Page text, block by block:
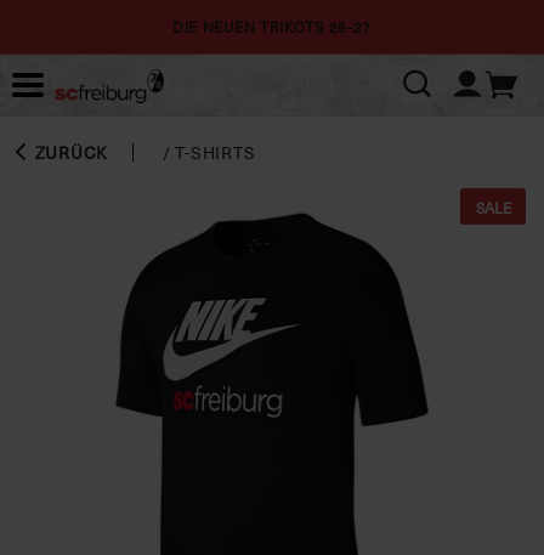
DIE NEUEN TRIKOTS 26-27
ZURÜCK /T-SHIRTS
SALE